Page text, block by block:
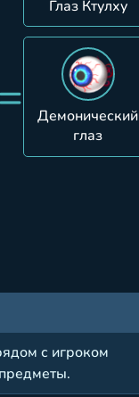
Глаз Ктулху
=
Демонический
глаз
с игроком